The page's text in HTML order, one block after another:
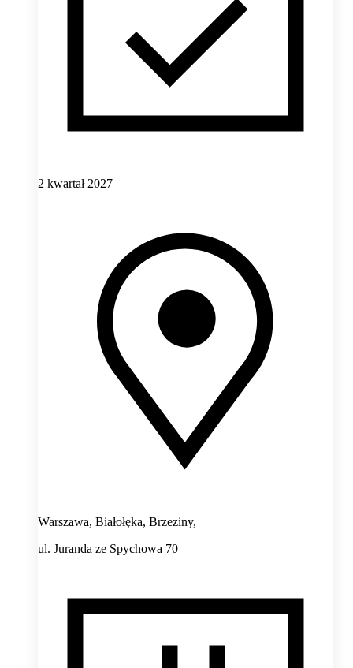
2 kwartał 2027
Warszawa, Białołęka, Brzeziny,
ul. Juranda ze Spychowa 70